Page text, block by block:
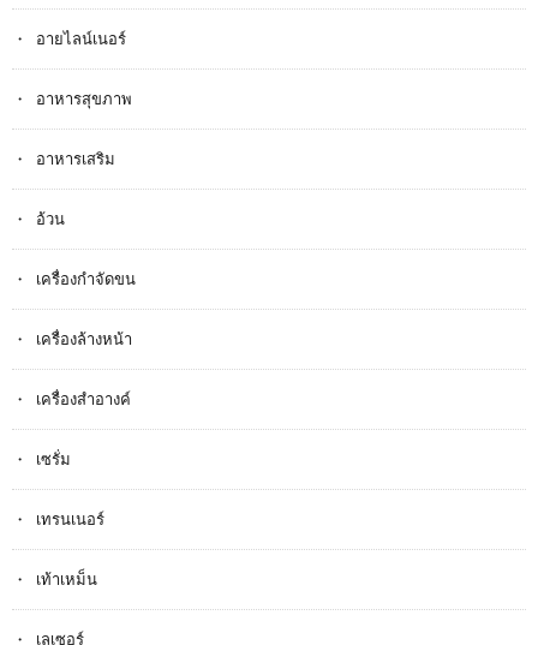
อายไลน์เนอร์
อาหารสุขภาพ
อาหารเสริม
อ้วน
เครื่องกำจัดขน
เครื่องล้างหน้า
เครื่องสำอางค์
เซรั่ม
เทรนเนอร์
เท้าเหม็น
เลเซอร์